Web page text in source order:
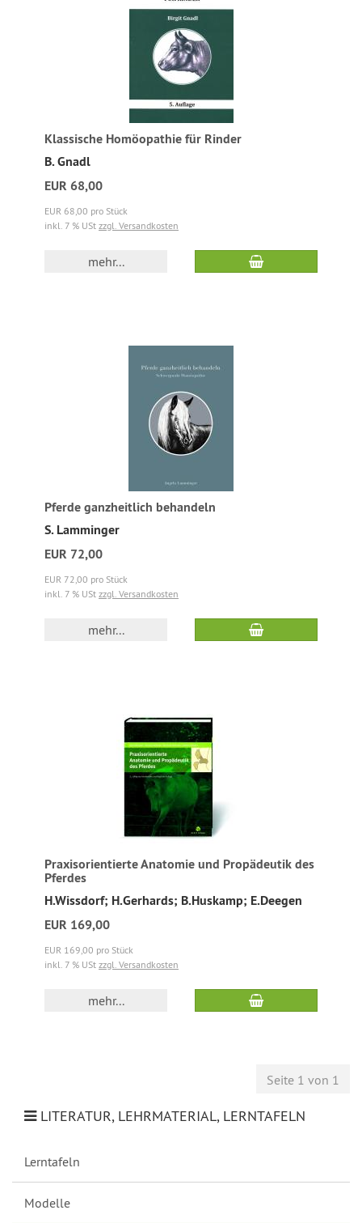
Klassische Homöopathie für Rinder
B. Gnadl
EUR 68,00
EUR 68,00 pro Stück
inkl. 7 % USt zzgl. Versandkosten
mehr...
Pferde ganzheitlich behandeln
S. Lamminger
EUR 72,00
EUR 72,00 pro Stück
inkl. 7 % USt zzgl. Versandkosten
mehr...
Praxisorientierte Anatomie und Propädeutik des
Pferdes
H.Wissdorf; H.Gerhards; B.Huskamp; E.Deegen
EUR 169,00
EUR 169,00 pro Stück
inkl. 7 % USt zzgl. Versandkosten
mehr...
Seite 1 von 1
LITERATUR, LEHRMATERIAL, LERNTAFELN
Lerntafeln
Modelle